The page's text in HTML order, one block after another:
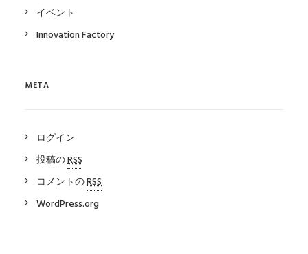
イベント
Innovation Factory
META
ログイン
投稿のRSS
コメントのRSS
WordPress.org